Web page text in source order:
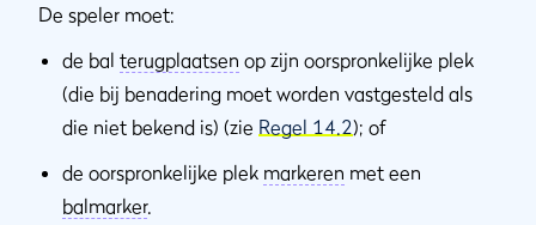
De speler moet:
de bal terugplaatsen op zijn oorspronkelijke plek
(die bij benadering moet worden vastgesteld als
die niet bekend is) (zie Regel 14.2); of
de oorspronkelijke plek markeren met een
balmarker.